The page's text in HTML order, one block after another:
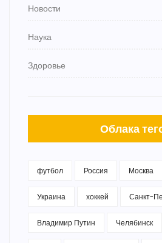
Новости
Наука
Здоровье
Облака
футбол Россия Москва
Украина хоккей Санкт-
Владимир Путин Челябинск